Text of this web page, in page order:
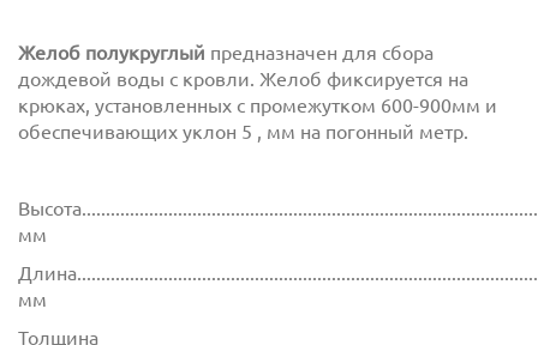
Желоб полукруглый предназначен для сбора
дождевой воды с кровли. Желоб фиксируется на
крюках, установленных с промежутком 600-900мм и
обеспечивающих уклон 5 , мм на погонный метр.
мм
мм
Толщина